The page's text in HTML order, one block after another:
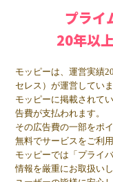
プライ
20年以
モッピーは、運営実績
セレス）が運営していま
モッピーに掲載されて
告費が支払われます。
その広告費の一部をポ
無料でサービスをご利
モッピーでは「プライ
情報を厳重にお取扱い